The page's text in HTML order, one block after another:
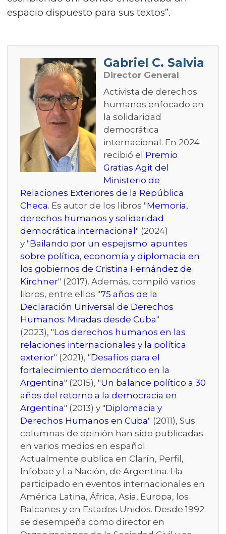
espacio dispuesto para sus textos”.
Gabriel C. Salvia
Director General
Activista de derechos
humanos enfocado en
la solidaridad
democrática
internacional. En 2024
recibió el Premio
Gratias Agit del
Ministerio de
Relaciones Exteriores de la República
Checa. Es autor de los libros "Memoria,
derechos humanos y solidaridad
democrática internacional " (2024)
y "Bailando por un espejismo: apuntes
sobre política, economía y diplomacia en
los gobiernos de Cristina Fernández de
Kirchner" (2017). Además, compiló varios
libros, entre ellos "75 años de la
Declaración Universal de Derechos
Humanos: Miradas desde Cuba"
(2023), "Los derechos humanos en las
relaciones internacionales y la política
exterior" (2021), "Desafíos para el
fortalecimiento democrático en la
Argentina" (2015), "Un balance político a 30
años del retorno a la democracia en
Argentina" (2013) y "Diplomacia y
Derechos Humanos en Cuba" (2011), Sus
columnas de opinión han sido publicadas
en varios medios en español.
Actualmente publica en Clarín, Perfil,
Infobae y La Nación, de Argentina. Ha
participado en eventos internacionales en
América Latina, África, Asia, Europa, los
Balcanes y en Estados Unidos. Desde 1992
se desempeña como director en